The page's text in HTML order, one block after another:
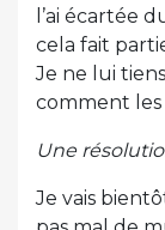
l’ai écartée
cela fait
Je ne lui
comment les
Une
Je vais